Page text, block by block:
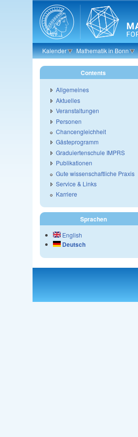
Kalender Mathematik in Bonn
Contents
Allgemeines
Aktuelles
Veranstaltungen
Personen
Chancengleichheit
Gästeprogramm
Graduiertenschule IMPRS
Publikationen
Gute wissenschaftliche Praxis
Service & Links
Karriere
Sprachen
English
Deutsch